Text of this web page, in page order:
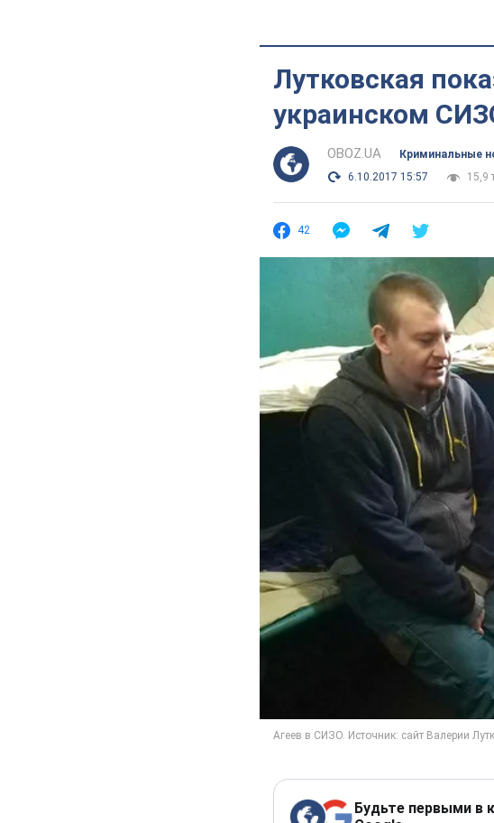
Лутковская
украинском
OBOZ.UA
Криминальные
6.10.2017 15:57
15,9
42
Будьте первыми в